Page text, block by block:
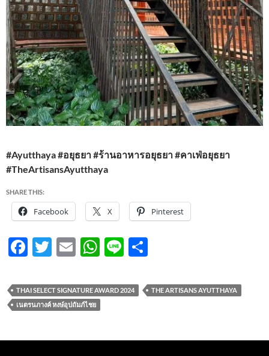
#Ayutthaya #อยุธยา #ร้านอาหารอยุธยา #คาเฟ่อยุธยา
#TheArtisansAyutthaya
SHARE THIS:
Facebook X Pinterest
F
e
b
o
T
itt
er
E
ail
W
at
s
p
Li
e ar
THAI SELECT SIGNATURE AWARD 2024
THE ARTISANS AYUTTHAYA
เนตรนภางค์ หงษ์อุปถัมภ์ไชย